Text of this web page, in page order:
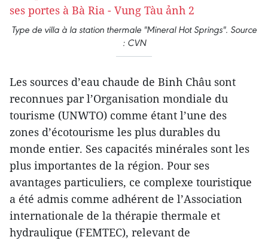
Type de villa à la station thermale "Mineral Hot Springs". Source
: CVN
Les sources d’eau chaude de Binh Châu sont
reconnues par l’Organisation mondiale du
tourisme (UNWTO) comme étant l’une des
zones d’écotourisme les plus durables du
monde entier. Ses capacités minérales sont les
plus importantes de la région. Pour ses
avantages particuliers, ce complexe touristique
a été admis comme adhérent de l’Association
internationale de la thérapie thermale et
hydraulique (FEMTEC), relevant de